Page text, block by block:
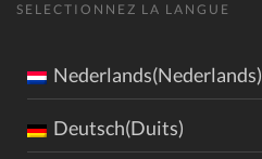
SELECTIONNEZ LA LANGUE
Nederlands(Nederlands)
Deutsch(Duits)